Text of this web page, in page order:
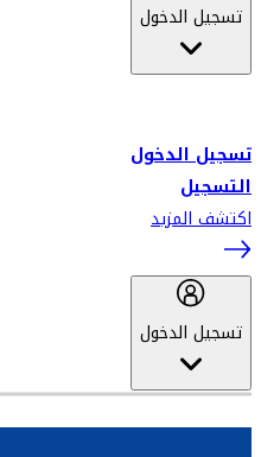
تسجيل الدخول
تسجيل الدخول
التسجيل
اكتشف المزيد
تسجيل الدخول